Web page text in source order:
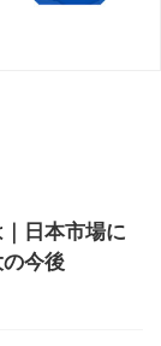
日本市場に
今後